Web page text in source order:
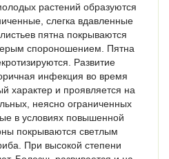
растений образуются
слегка вдавленные
пятна покрываются
спороношением. Пятна
Развитие
инфекция во время
характер и проявляется на
неясно ограниченных
в условиях повышенной
покрываются светлым
При высокой степени